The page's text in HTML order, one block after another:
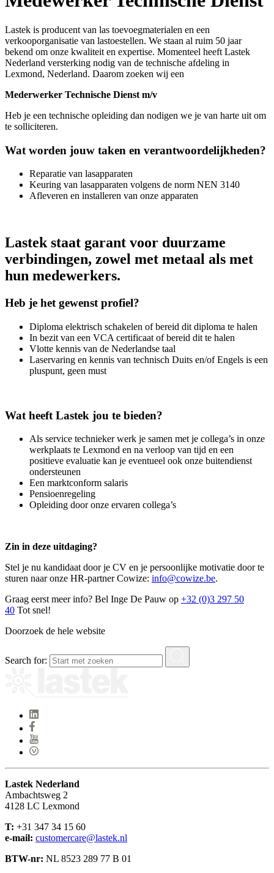
Lastek is producent van las toevoegmaterialen en een
verkooporganisatie van lastoestellen. We staan al ruim 50 jaar
bekend om onze kwaliteit en expertise. Momenteel heeft Lastek
Nederland versterking nodig van de technische afdeling in
Lexmond, Nederland. Daarom zoeken wij een
Mederwerker Technische Dienst m/v
Heb je een technische opleiding dan nodigen we je van harte uit om
te solliciteren.
Wat worden jouw taken en verantwoordelijkheden?
Reparatie van lasapparaten
Keuring van lasapparaten volgens de norm NEN 3140
Afleveren en installeren van onze apparaten
Lastek staat garant voor duurzame
verbindingen, zowel met metaal als met
hun medewerkers.
Heb je het gewenst profiel?
Diploma elektrisch schakelen of bereid dit diploma te halen
In bezit van een VCA certificaat of bereid dit te halen
Vlotte kennis van de Nederlandse taal
Laservaring en kennis van technisch Duits en/of Engels is een
pluspunt, geen must
Wat heeft Lastek jou te bieden?
Als service technieker werk je samen met je collega’s in onze
werkplaats te Lexmond en na verloop van tijd en een
positieve evaluatie kan je eventueel ook onze buitendienst
ondersteunen
Een marktconform salaris
Pensioenregeling
Opleiding door onze ervaren collega’s
Zin in deze uitdaging?
Stel je nu kandidaat door je CV en je persoonlijke motivatie door te
sturen naar onze HR-partner Cowize: info@cowize.be.
Graag eerst meer info? Bel Inge De Pauw op +32 (0)3 297 50
40 Tot snel!
Doorzoek de hele website
Search for:
Lastek Nederland
Ambachtsweg 2
4128 LC Lexmond
T: +31 347 34 15 60
e-mail: customercare@lastek.nl
BTW-nr: NL 8523 289 77 B 01